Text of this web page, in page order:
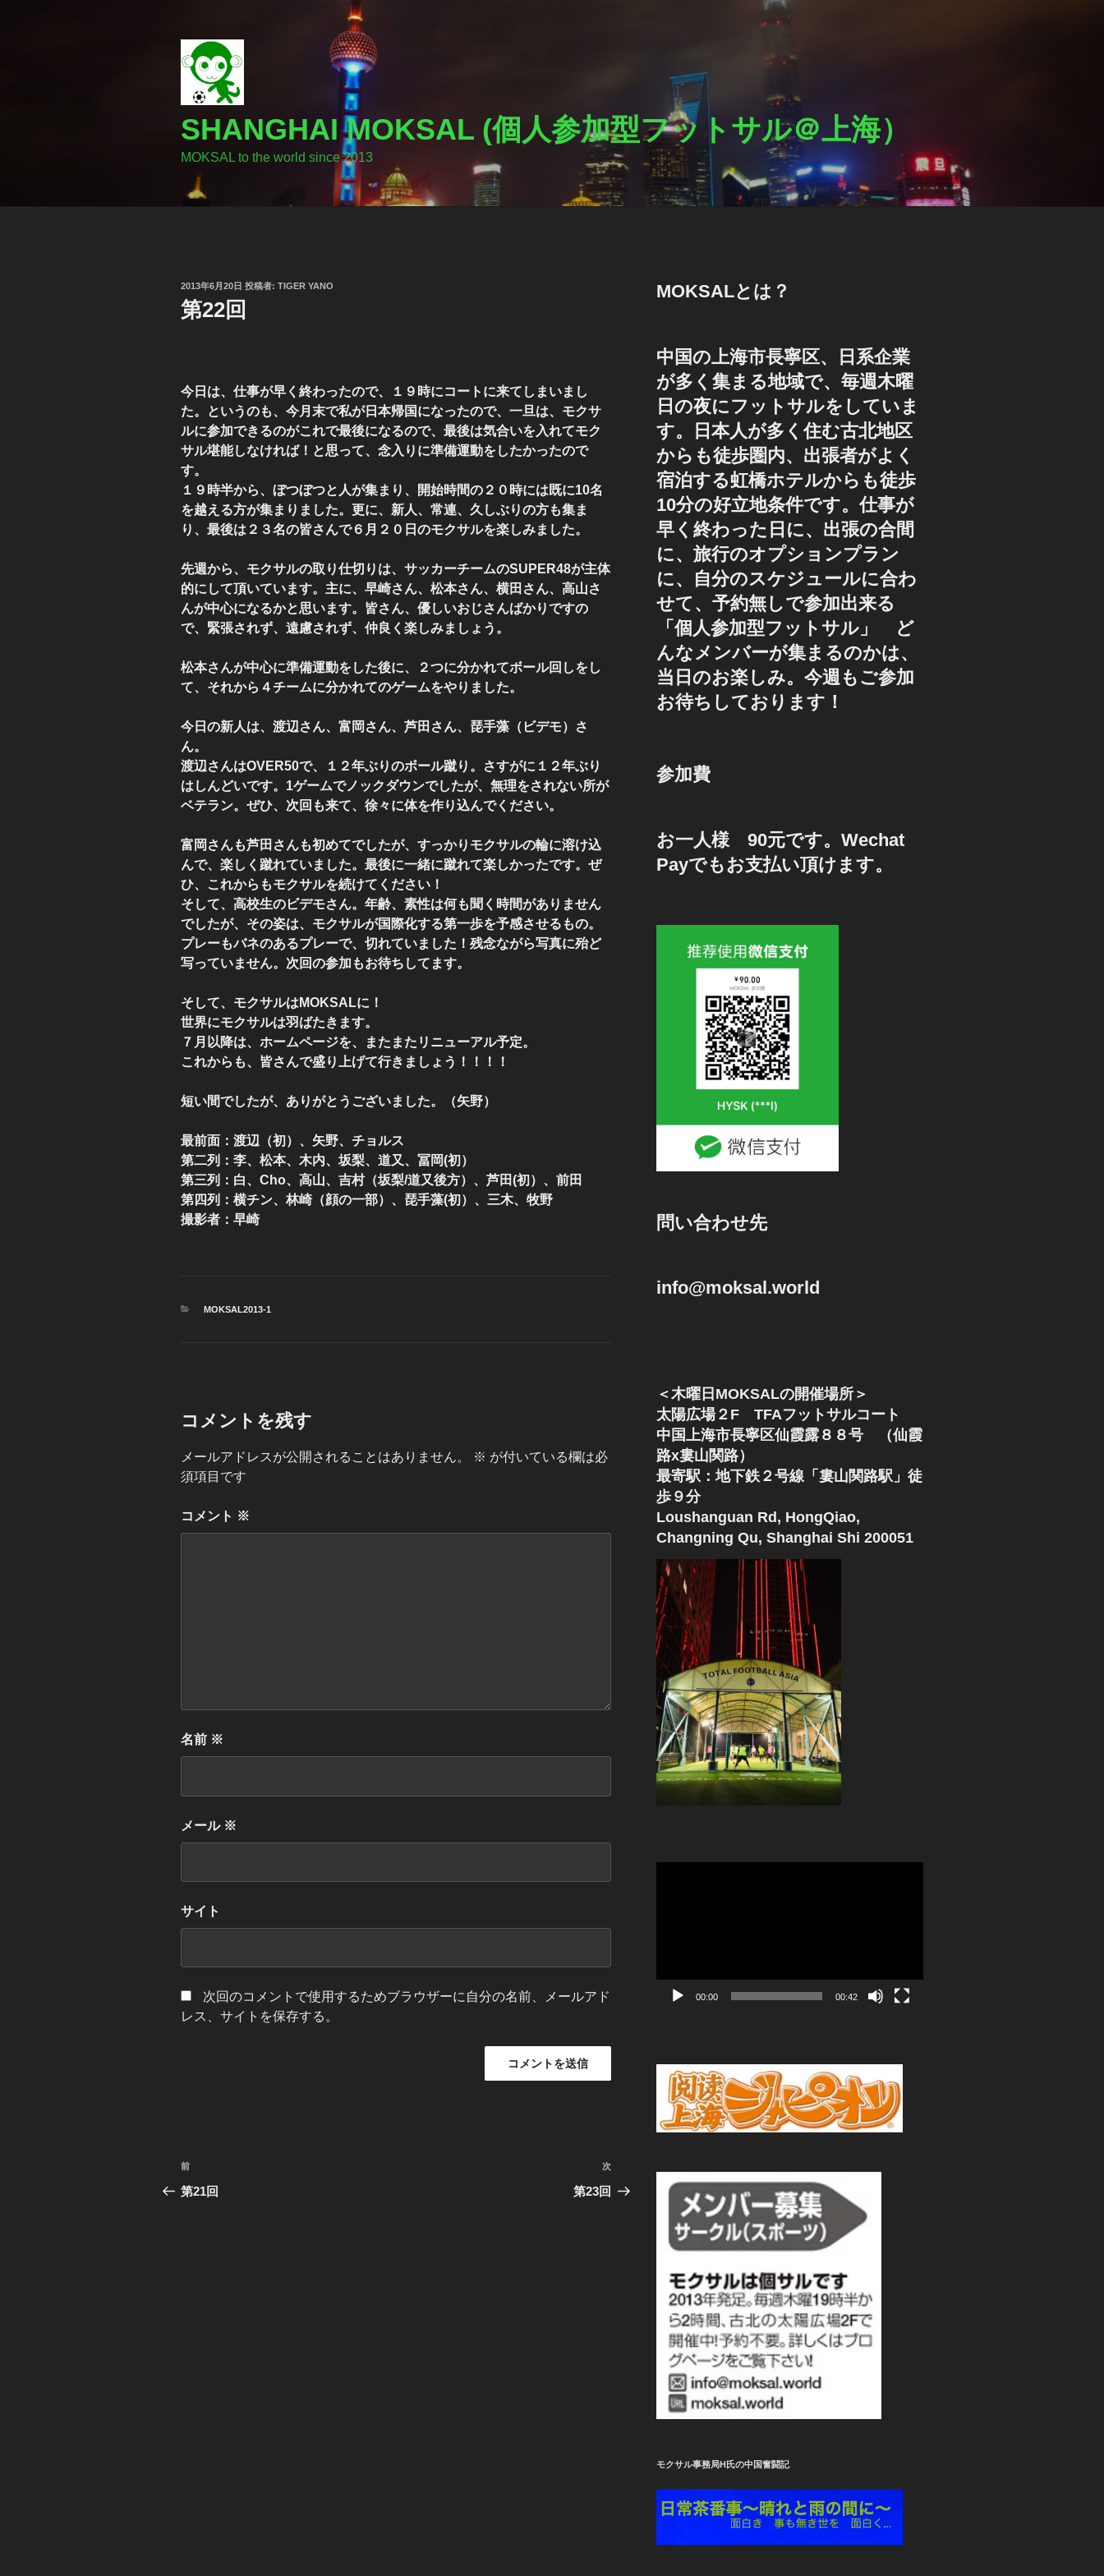
SHANGHAI MOKSAL (個人参加型フットサル＠上海）
MOKSAL to the world since 2013
投
稿
日:
2013年6月20日 投稿者: TIGER YANO
第22回
今日は、仕事が早く終わったので、１９時にコートに来てしまいまし
た。というのも、今月末で私が日本帰国になったので、一旦は、モクサ
ルに参加できるのがこれで最後になるので、最後は気合いを入れてモク
サル堪能しなければ！と思って、念入りに準備運動をしたかったので
す。
１９時半から、ぼつぼつと人が集まり、開始時間の２０時には既に10名
を越える方が集まりました。更に、新人、常連、久しぶりの方も集ま
り、最後は２３名の皆さんで６月２０日のモクサルを楽しみました。
先週から、モクサルの取り仕切りは、サッカーチームのSUPER48が主体
的にして頂いています。主に、早崎さん、松本さん、横田さん、高山さ
んが中心になるかと思います。皆さん、優しいおじさんばかりですの
で、緊張されず、遠慮されず、仲良く楽しみましょう。
松本さんが中心に準備運動をした後に、２つに分かれてボール回しをし
て、それから４チームに分かれてのゲームをやりました。
今日の新人は、渡辺さん、富岡さん、芦田さん、琵手藻（ビデモ）さ
ん。
渡辺さんはOVER50で、１２年ぶりのボール蹴り。さすがに１２年ぶり
はしんどいです。1ゲームでノックダウンでしたが、無理をされない所が
ベテラン。ぜひ、次回も来て、徐々に体を作り込んでください。
富岡さんも芦田さんも初めてでしたが、すっかりモクサルの輪に溶け込
んで、楽しく蹴れていました。最後に一緒に蹴れて楽しかったです。ぜ
ひ、これからもモクサルを続けてください！
そして、高校生のビデモさん。年齢、素性は何も聞く時間がありません
でしたが、その姿は、モクサルが国際化する第一歩を予感させるもの。
プレーもバネのあるプレーで、切れていました！残念ながら写真に殆ど
写っていません。次回の参加もお待ちしてます。
そして、モクサルはMOKSALに！
世界にモクサルは羽ばたきます。
７月以降は、ホームページを、またまたリニューアル予定。
これからも、皆さんで盛り上げて行きましょう！！！！
短い間でしたが、ありがとうございました。（矢野）
最前面：渡辺（初）、矢野、チョルス
第二列：李、松本、木内、坂梨、道又、冨岡(初）
第三列：白、Cho、高山、吉村（坂梨/道又後方）、芦田(初）、前田
第四列：横チン、林崎（顔の一部）、琵手藻(初）、三木、牧野
撮影者：早崎
カ
MOKSAL2013-1
コメントを残す
メールアドレスが公開されることはありません。 ※ が付いている欄は必
須項目です
コメント ※
名前 ※
メール ※
サイト
次回のコメントで使用するためブラウザーに自分の名前、メールアド
レス、サイトを保存する。
投
稿
前
の
前
第21回
次
の
次
第23回
MOKSALとは？
中国の上海市長寧区、日系企業
が多く集まる地域で、毎週木曜
日の夜にフットサルをしていま
す。日本人が多く住む古北地区
からも徒歩圏内、出張者がよく
宿泊する虹橋ホテルからも徒歩
10分の好立地条件です。仕事が
早く終わった日に、出張の合間
に、旅行のオプションプラン
に、自分のスケジュールに合わ
せて、予約無しで参加出来る
「個人参加型フットサル」 ど
んなメンバーが集まるのかは、
当日のお楽しみ。今週もご参加
お待ちしております！
参加費
お一人様 90元です。Wechat
Payでもお支払い頂けます。
問い合わせ先
info@moksal.world
＜木曜日MOKSALの開催場所＞
太陽広場２F TFAフットサルコート
中国上海市長寧区仙霞露８８号 （仙霞
路x婁山関路）
最寄駅：地下鉄２号線「婁山関路駅」徒
歩９分
Loushanguan Rd, HongQiao,
Changning Qu, Shanghai Shi 200051
ー
00:00 00:42
モクサル事務局H氏の中国奮闘記